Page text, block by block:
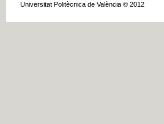
Universitat Politècnica de València © 2012